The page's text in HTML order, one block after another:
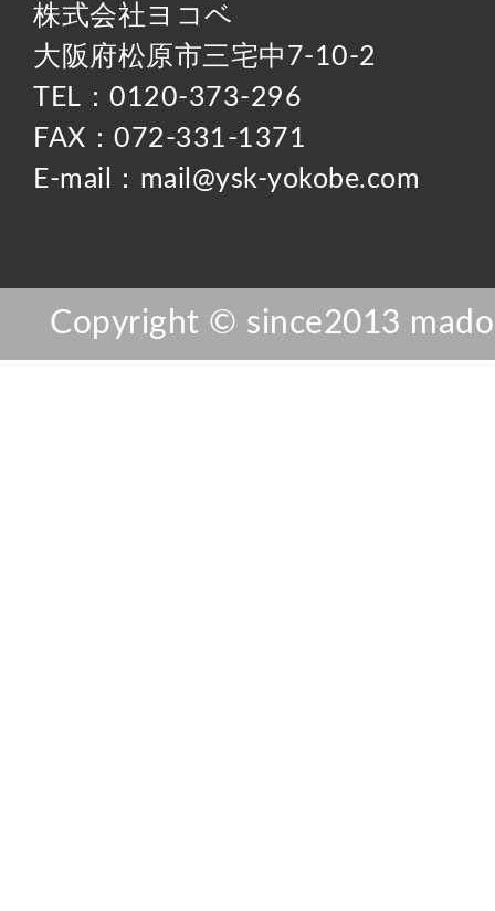
株式会社ヨコベ
大阪府松原市三宅中7-10-2
TEL：0120-373-296
FAX：072-331-1371
E-mail：mail@ysk-yokobe.com
Copyright © since2013